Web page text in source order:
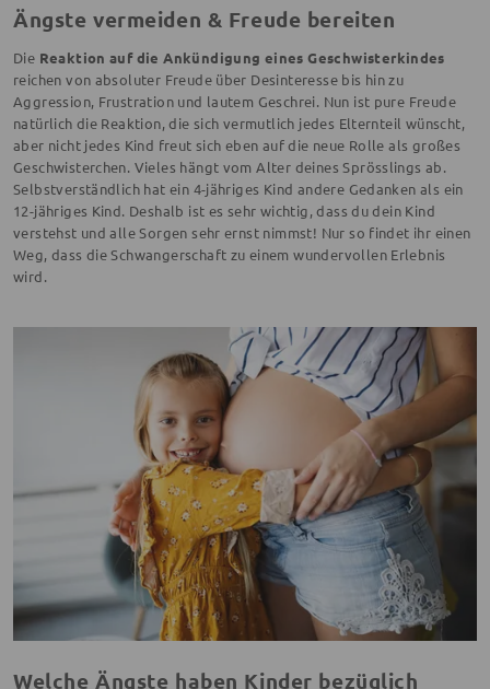
Ängste vermeiden & Freude bereiten
Die Reaktion auf die Ankündigung eines Geschwisterkindes
reichen von absoluter Freude über Desinteresse bis hin zu
Aggression, Frustration und lautem Geschrei. Nun ist pure Freude
natürlich die Reaktion, die sich vermutlich jedes Elternteil wünscht,
aber nicht jedes Kind freut sich eben auf die neue Rolle als großes
Geschwisterchen. Vieles hängt vom Alter deines Sprösslings ab.
Selbstverständlich hat ein 4-jähriges Kind andere Gedanken als ein
12-jähriges Kind. Deshalb ist es sehr wichtig, dass du dein Kind
verstehst und alle Sorgen sehr ernst nimmst! Nur so findet ihr einen
Weg, dass die Schwangerschaft zu einem wundervollen Erlebnis
wird.
Welche Ängste haben Kinder bezüglich